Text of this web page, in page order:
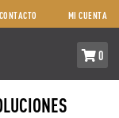
CONTACTO MI CUENTA
0